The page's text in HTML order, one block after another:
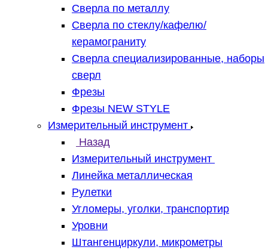
Сверла по металлу
Сверла по стеклу/кафелю/
керамограниту
Сверла специализированные, наборы
сверл
Фрезы
Фрезы NEW STYLE
Измерительный инструмент
Назад
Измерительный инструмент
Линейка металлическая
Рулетки
Угломеры, уголки, транспортир
Уровни
Штангенциркули, микрометры